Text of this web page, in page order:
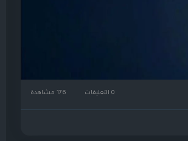
0 التعليقات